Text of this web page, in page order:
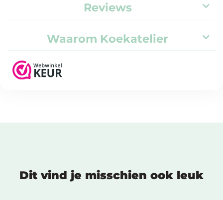
Reviews
Waarom Koekatelier
Dit vind je misschien ook leuk